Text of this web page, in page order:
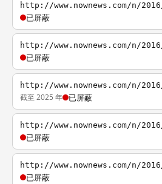
http://www.nownews.com/n/
已屏蔽
http://www.nownews.com/n/
已屏蔽
http://www.nownews.com/n/
截至 2025 年 已屏蔽
http://www.nownews.com/n/
已屏蔽
http://www.nownews.com/n/
已屏蔽